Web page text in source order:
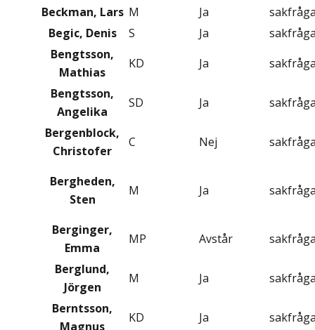
Beckman, Lars M Ja
Begic, Denis
S Ja
Bengtsson,
Mathias
KD Ja
Bengtsson,
Angelika
SD Ja
Bergenblock,
Christofer
C Nej
Bergheden,
Sten
M Ja
Berginger,
Emma
MP Avstår
Berglund,
Jörgen
M Ja
Berntsson,
Magnus
KD Ja